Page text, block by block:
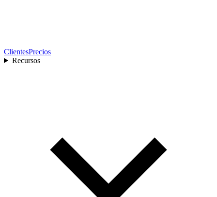
ClientesPrecios
Recursos